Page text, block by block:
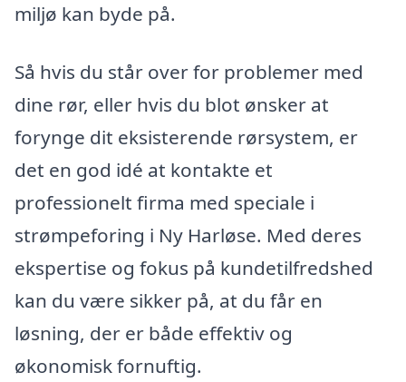
miljø kan byde på.
Så hvis du står over for problemer med
dine rør, eller hvis du blot ønsker at
forynge dit eksisterende rørsystem, er
det en god idé at kontakte et
professionelt firma med speciale i
strømpeforing i Ny Harløse. Med deres
ekspertise og fokus på kundetilfredshed
kan du være sikker på, at du får en
løsning, der er både effektiv og
økonomisk fornuftig.